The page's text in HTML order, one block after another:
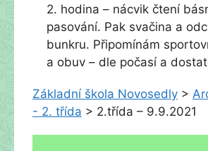
2. hodina – nácvik čtení
pasování. Pak svačina a
bunkru. Připomínám
a obuv – dle počasí a
Základní škola Novosedly >
- 2. třída > 2.třída – 9.9.2021